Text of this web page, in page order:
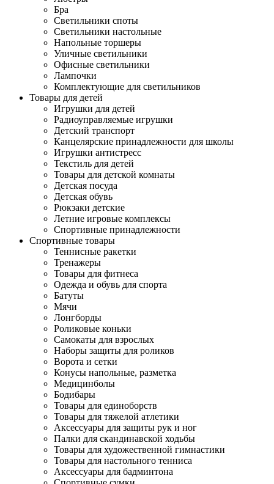
Бра
Светильники споты
Светильники настольные
Напольные торшеры
Уличные светильники
Офисные светильники
Лампочки
Комплектующие для светильников
Товары для детей
Игрушки для детей
Радиоуправляемые игрушки
Детский транспорт
Канцелярские принадлежности для школы
Игрушки антистресс
Текстиль для детей
Товары для детской комнаты
Детская посуда
Детская обувь
Рюкзаки детские
Летние игровые комплексы
Спортивные принадлежности
Спортивные товары
Теннисные ракетки
Тренажеры
Товары для фитнеса
Одежда и обувь для спорта
Батуты
Мячи
Лонгборды
Роликовые коньки
Самокаты для взрослых
Наборы защиты для роликов
Ворота и сетки
Конусы напольные, разметка
Медицинболы
Бодибары
Товары для единоборств
Товары для тяжелой атлетики
Аксессуары для защиты рук и ног
Палки для скандинавской ходьбы
Товары для художественной гимнастики
Товары для настольного тенниса
Аксессуары для бадминтона